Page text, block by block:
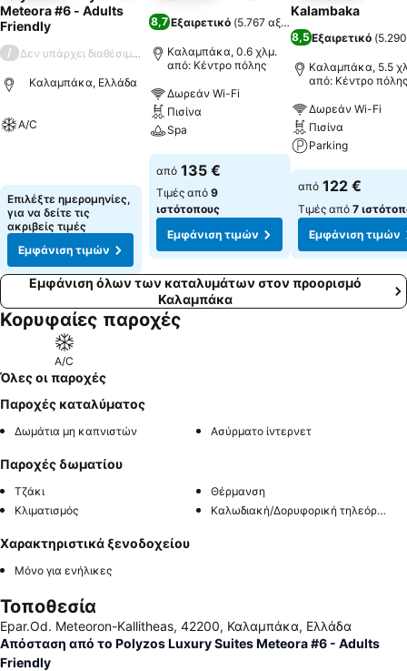
Meteora #6 - Adults
Friendly
/ Δεν υπάρχει διαθέσιμη βαθμολογία
Καλαμπάκα, Ελλάδα
A/C
Επιλέξτε ημερομηνίες,
για να δείτε τις
ακριβείς τιμές
Εμφάνιση τιμών
8,7 Εξαιρετικό (5.767 αξιολογήσεις
Καλαμπάκα, 0.6 χλμ.
από: Κέντρο πόλης
Δωρεάν Wi-Fi
Πισίνα
Spa
Εμφάνιση τιμών
από 135 €
Τιμές από 9
ιστότοπους
Εμφάνιση τιμών
Kalambaka
8,5Εξαιρετικό (
Καλαμπάκα, 5.5
από: Κέντρο πόλης
Δωρεάν Wi-Fi
Πισίνα
Parking
Εμφάνιση τιμών
από 122 €
Τιμές από 7
Εμφάνιση τιμών
Εμφάνιση όλων των καταλυμάτων στον προορισμό
Καλαμπάκα
Κορυφαίες παροχές
A/C
Όλες οι παροχές
Παροχές καταλύματος
Δωμάτια μη καπνιστών Ασύρματο ίντερνετ
Παροχές δωματίου
Τζάκι
Θέρμανση
Κλιματισμός
Καλωδιακή/Δορυφορική τηλεόραση
Χαρακτηριστικά ξενοδοχείου
Μόνο για ενήλικες
Τοποθεσία
Epar.Od. Meteoron-Kallitheas, 42200, Καλαμπάκα, Ελλάδα
Απόσταση από το Polyzos Luxury Suites Meteora #6 - Adults
Friendly